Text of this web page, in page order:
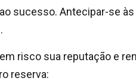
sucesso. Antecipar-se
risco sua reputação e
reserva: